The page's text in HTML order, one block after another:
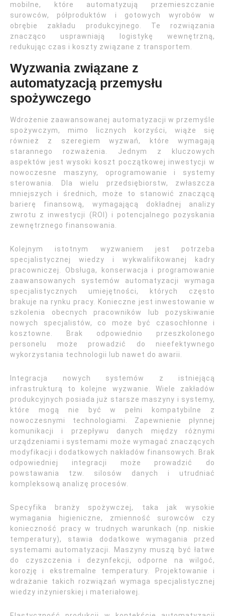
mobilne, które automatyzują przemieszczanie
surowców, półproduktów i gotowych wyrobów w
obrębie zakładu produkcyjnego. Te rozwiązania
znacząco usprawniają logistykę wewnętrzną,
redukując czas i koszty związane z transportem.
Wyzwania związane z
automatyzacją przemysłu
spożywczego
Wdrożenie zaawansowanej automatyzacji w przemyśle
spożywczym, mimo licznych korzyści, wiąże się
również z szeregiem wyzwań, które wymagają
starannego rozważenia. Jednym z kluczowych
aspektów jest wysoki koszt początkowej inwestycji w
nowoczesne maszyny, oprogramowanie i systemy
sterowania. Dla wielu przedsiębiorstw, zwłaszcza
mniejszych i średnich, może to stanowić znaczącą
barierę finansową, wymagającą dokładnej analizy
zwrotu z inwestycji (ROI) i potencjalnego pozyskania
zewnętrznego finansowania.
Kolejnym istotnym wyzwaniem jest potrzeba
specjalistycznej wiedzy i wykwalifikowanej kadry
pracowniczej. Obsługa, konserwacja i programowanie
zaawansowanych systemów automatyzacji wymaga
specjalistycznych umiejętności, których często
brakuje na rynku pracy. Konieczne jest inwestowanie w
szkolenia obecnych pracowników lub pozyskiwanie
nowych specjalistów, co może być czasochłonne i
kosztowne. Brak odpowiednio przeszkolonego
personelu może prowadzić do nieefektywnego
wykorzystania technologii lub nawet do awarii.
Integracja nowych systemów z istniejącą
infrastrukturą to kolejne wyzwanie. Wiele zakładów
produkcyjnych posiada już starsze maszyny i systemy,
które mogą nie być w pełni kompatybilne z
nowoczesnymi technologiami. Zapewnienie płynnej
komunikacji i przepływu danych między różnymi
urządzeniami i systemami może wymagać znaczących
modyfikacji i dodatkowych nakładów finansowych. Brak
odpowiedniej integracji może prowadzić do
powstawania tzw. silosów danych i utrudniać
kompleksową analizę procesów.
Specyfika branży spożywczej, taka jak wysokie
wymagania higieniczne, zmienność surowców czy
konieczność pracy w trudnych warunkach (np. niskie
temperatury), stawia dodatkowe wymagania przed
systemami automatyzacji. Maszyny muszą być łatwe
do czyszczenia i dezynfekcji, odporne na wilgoć,
korozję i ekstremalne temperatury. Projektowanie i
wdrażanie takich rozwiązań wymaga specjalistycznej
wiedzy inżynierskiej i materiałowej.